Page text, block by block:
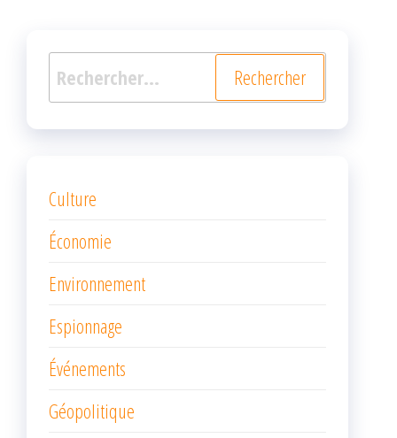
Rechercher :
Culture
Économie
Environnement
Espionnage
Événements
Géopolitique